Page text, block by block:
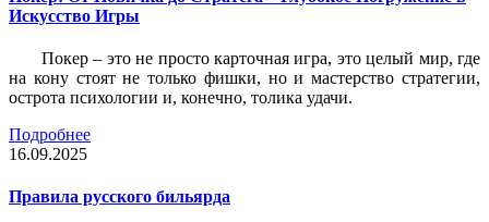
Искусство Игры
Покер – это не просто карточная игра, это целый мир, где
на кону стоят не только фишки, но и мастерство стратегии,
острота психологии и, конечно, толика удачи.
Подробнее
16.09.2025
Правила русского бильярда